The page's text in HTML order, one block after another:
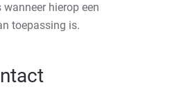
hierop een
toepassing is.